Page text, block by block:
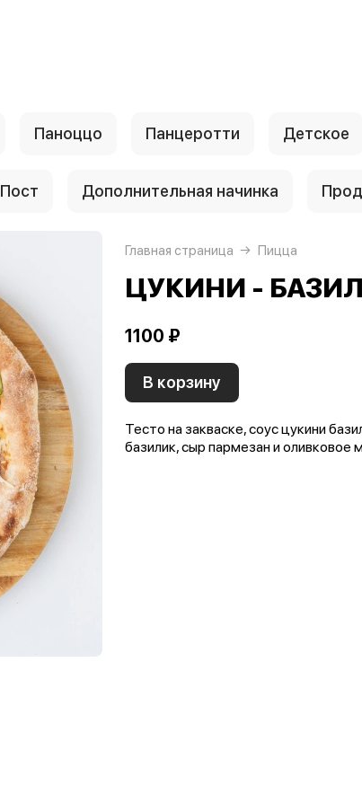
Паноццо Панцеротти Детское
Пост Дополнительная начинка
Главная страница Пицца
ЦУКИНИ -
1100 ₽
В корзину
Тесто на закваске, соус цукини
базилик, сыр пармезан и оливковое